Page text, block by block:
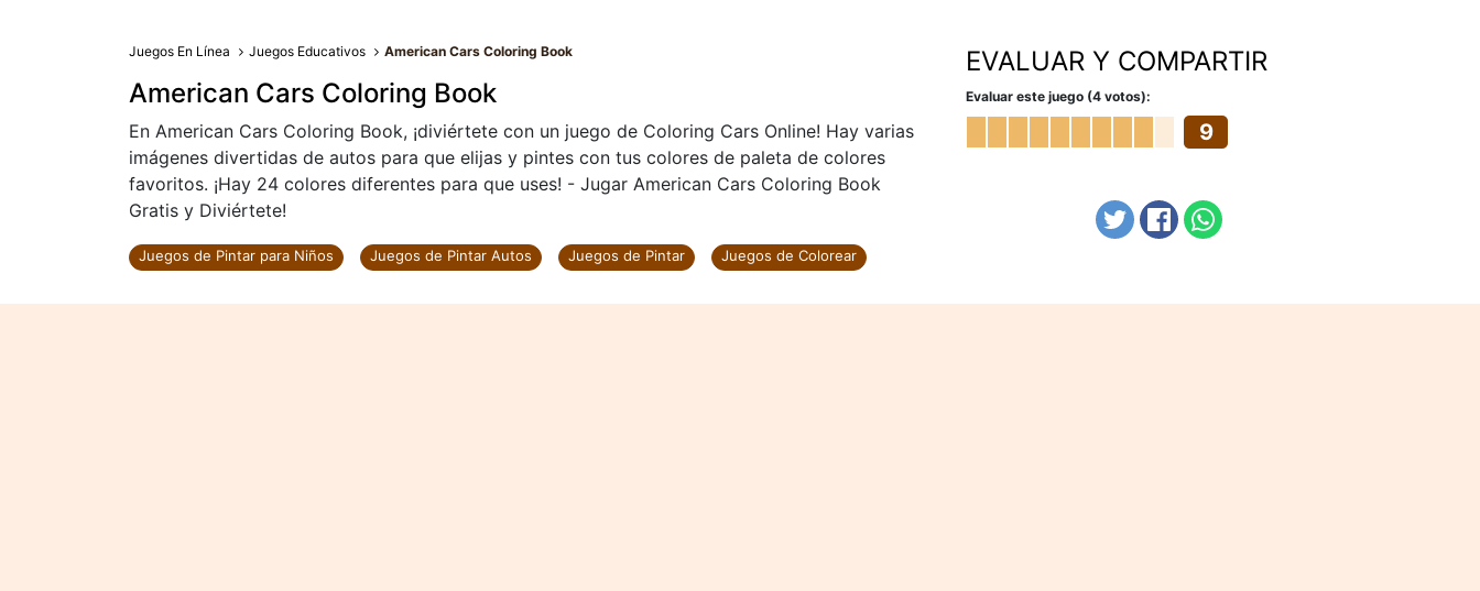
Juegos En Línea Juegos Educativos American Cars Coloring Book
American Cars Coloring Book
En American Cars Coloring Book, ¡diviértete con un juego de Coloring Cars Online! Hay varias
imágenes divertidas de autos para que elijas y pintes con tus colores de paleta de colores
favoritos. ¡Hay 24 colores diferentes para que uses! - Jugar American Cars Coloring Book
Gratis y Diviértete!
Juegos de Pintar para Niños Juegos de Pintar Autos Juegos de Pintar Juegos de Colorear
EVALUAR Y COMPARTIR
Evaluar este juego (4 votos):
9